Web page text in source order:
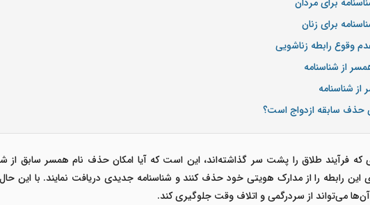
برای زنان
وقوع رابطه زناشویی
از شناسنامه
شناسنامه
حذف سابقه ازدواج است؟
فرآیند طلاق را پشت سر گذاشته‌اند، این است که آیا امکان حذف نام همسر سابق از
این رابطه را از مدارک هویتی خود حذف کنند و شناسنامه جدیدی دریافت نمایند. با این
می‌تواند از سردرگمی و اتلاف وقت جلوگیری کند.